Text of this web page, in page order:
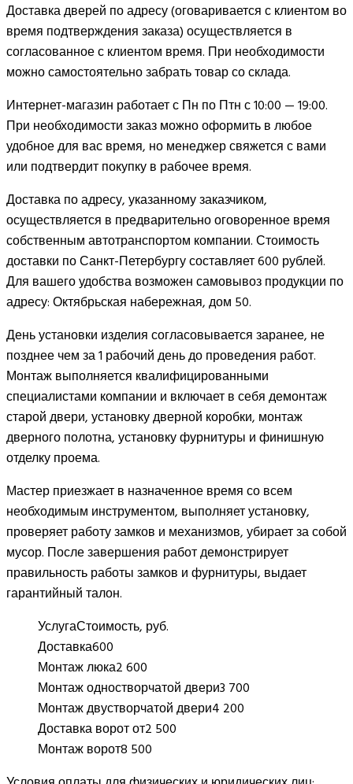
Доставка дверей по адресу (оговаривается с клиентом во
время подтверждения заказа) осуществляется в
согласованное с клиентом время. При необходимости
можно самостоятельно забрать товар со склада.
Интернет-магазин работает с Пн по Птн с 10:00 — 19:00.
При необходимости заказ можно оформить в любое
удобное для вас время, но менеджер свяжется с вами
или подтвердит покупку в рабочее время.
Доставка по адресу, указанному заказчиком,
осуществляется в предварительно оговоренное время
собственным автотранспортом компании. Стоимость
доставки по Санкт-Петербургу составляет 600 рублей.
Для вашего удобства возможен самовывоз продукции по
адресу: Октябрьская набережная, дом 50.
День установки изделия согласовывается заранее, не
позднее чем за 1 рабочий день до проведения работ.
Монтаж выполняется квалифицированными
специалистами компании и включает в себя демонтаж
старой двери, установку дверной коробки, монтаж
дверного полотна, установку фурнитуры и финишную
отделку проема.
Мастер приезжает в назначенное время со всем
необходимым инструментом, выполняет установку,
проверяет работу замков и механизмов, убирает за собой
мусор. После завершения работ демонстрирует
правильность работы замков и фурнитуры, выдает
гарантийный талон.
УслугаСтоимость, руб.
Доставка600
Монтаж люка2 600
Монтаж одностворчатой двери3 700
Монтаж двустворчатой двери4 200
Доставка ворот от2 500
Монтаж ворот8 500